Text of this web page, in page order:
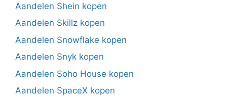
Aandelen Shein kopen
Aandelen Skillz kopen
Aandelen Snowflake kopen
Aandelen Snyk kopen
Aandelen Soho House kopen
Aandelen SpaceX kopen